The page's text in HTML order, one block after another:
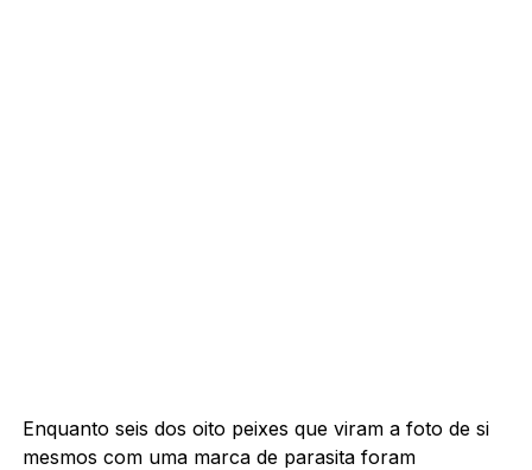
Enquanto seis dos oito peixes que viram a foto de si
mesmos com uma marca de parasita foram